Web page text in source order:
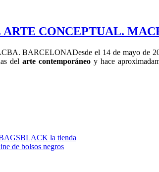
CONCEPTUAL.
Desde el 14 de mayo de
del arte contemporáneo y hace